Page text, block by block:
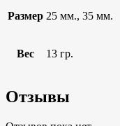
Размер 25 мм., 35 мм.
Вес 13 гр.
Отзывы